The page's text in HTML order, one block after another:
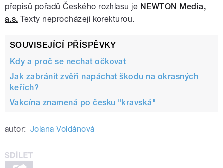
přepisů pořadů Českého rozhlasu je NEWTON Media,
a.s. Texty neprocházejí korekturou.
SOUVISEJÍCÍ PŘÍSPĚVKY
Kdy a proč se nechat očkovat
Jak zabránit zvěři napáchat škodu na okrasných
keřích?
Vakcína znamená po česku "kravská"
autor: Jolana Voldánová